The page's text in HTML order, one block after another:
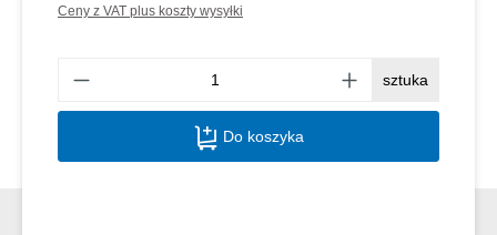
Ceny z VAT plus koszty wysyłki
sztuka
Do koszyka